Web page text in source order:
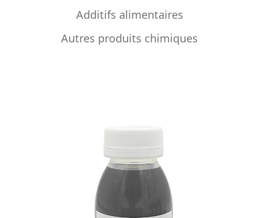
Additifs alimentaires
Autres produits chimiques